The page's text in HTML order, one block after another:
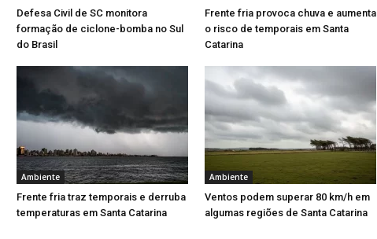
Defesa Civil de SC monitora
formação de ciclone-bomba no Sul
do Brasil
Frente fria provoca chuva e aumenta
o risco de temporais em Santa
Catarina
Ambiente
Frente fria traz temporais e derruba
temperaturas em Santa Catarina
Ambiente
Ventos podem superar 80 km/h em
algumas regiões de Santa Catarina